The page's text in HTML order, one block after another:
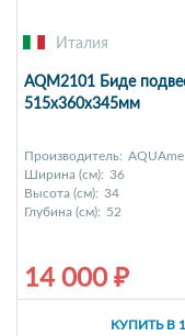
Италия
AQM2101 Биде
515x360x345мм
Производитель: AQUAme
Ширина (см): 36
Высота (см): 34
Глубина (см): 52
14 000 ₽
КУПИТЬ В